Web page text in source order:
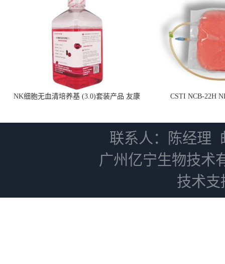
NK细胞无血清培养基 (3.0)套装产品 友康
CSTI NCB-22H
联系人：陈经理
广州亿宁生物技术
技术